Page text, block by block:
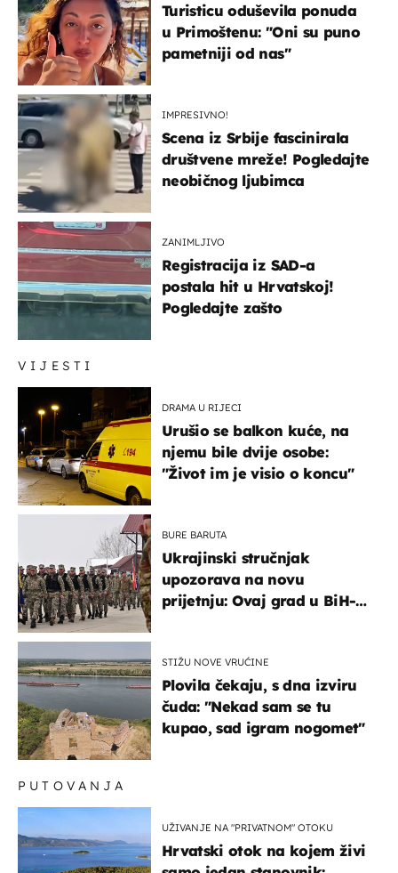
VIJESTI
DRAMA U RIJECI
Urušio se balkon kuće, na
njemu bile dvije osobe:
"Život im je visio o koncu"
BURE BARUTA
Ukrajinski stručnjak
upozorava na novu
prijetnju: Ovaj grad u BiH-u
STIŽU NOVE VRUĆINE
Plovila čekaju, s dna izviru
čuda: "Nekad sam se tu
kupao, sad igram nogomet"
Turisticu oduševila ponuda
u Primoštenu: "Oni su puno
pametniji od nas"
IMPRESIVNO!
Scena iz Srbije fascinirala
društvene mreže! Pogledajte
neobičnog ljubimca
ZANIMLJIVO
Registracija iz SAD-a
postala hit u Hrvatskoj!
Pogledajte zašto
PUTOVANJA
UŽIVANJE NA "PRIVATNOM" OTOKU
Hrvatski otok na kojem živi